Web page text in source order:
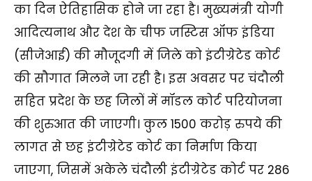
का दिन ऐतिहासिक होने जा रहा है। मुख्यमंत्री योगी
आदित्यनाथ और देश के चीफ जस्टिस ऑफ इंडिया
(सीजेआई) की मौजूदगी में जिले को इंटीग्रेटेड कोर्ट
की सौगात मिलने जा रही है। इस अवसर पर चंदौली
सहित प्रदेश के छह जिलों में मॉडल कोर्ट परियोजना
की शुरुआत की जाएगी। कुल 1500 करोड़ रुपये की
लागत से छह इंटीग्रेटेड कोर्ट का निर्माण किया
जाएगा, जिसमें अकेले चंदौली इंटीग्रेटेड कोर्ट पर 286